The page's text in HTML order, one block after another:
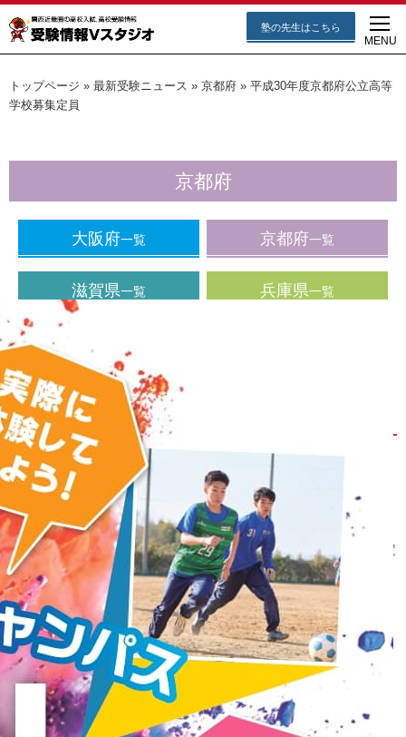
塾の先生はこちら
MENU
トップページ » 最新受験ニュース » 京都府 » 平成30年度京都府公立高等
学校募集定員
京都府
大阪府一覧 京都府一覧
滋賀県一覧 兵庫県一覧
平成30年度京都府公立高等学校募集定員
2017年8月24日
京都府教育委員会
京都府教育委員会HPより、「平成30年度京都府公立高等学校募集定
員」が、発表されました。
全日制課程で、昨年度より360人減での募集。